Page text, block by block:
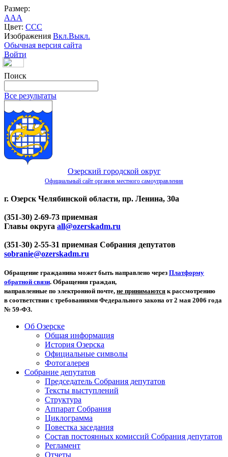
Размер:
AAA
Цвет: CCC
Изображения Вкл.Выкл.
Обычная версия сайта
Войти
Поиск
Все результаты
Озерский городской округ
Официальный сайт органов местного самоуправления
г. Озерск Челябинской области, пр. Ленина, 30а
(351-30) 2-69-73 приемная
Главы округа all@ozerskadm.ru
(351-30) 2-55-31 приемная Собрания депутатов
sobranie@ozerskadm.ru
Обращение гражданина может быть направлено через Платформу
обратной связи. Обращения граждан,
направленные по электронной почте, не принимаются к рассмотрению
в соответствии с требованиями Федерального закона от 2 мая 2006 года
№ 59-ФЗ.
Об Озерске
Общая информация
История Озерска
Официальные символы
Фотогалерея
Собрание депутатов
Председатель Собрания депутатов
Тексты выступлений
Структура
Аппарат Собрания
Циклограмма
Повестка заседания
Состав постоянных комиссий Собрания депутатов
Регламент
Отчеты